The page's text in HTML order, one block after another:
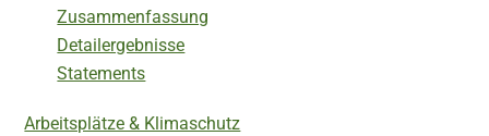
Zusammenfassung
Detailergebnisse
Statements
Arbeitsplätze & Klimaschutz